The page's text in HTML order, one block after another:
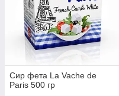
Сир фета La Vache de
Paris 500 гр